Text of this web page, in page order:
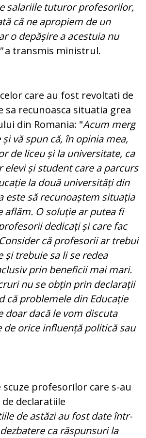
salariile tuturor profesorilor,
că ne apropiem de un
o depășire a acestuia nu
a transmis ministrul.
care au fost revoltati de
sa recunoasca situatia grea
din Romania: "Acum merg
vă spun că, în opinia mea,
de liceu și la universitate, ca
elevi și student care a parcurs
la două universități din
este să recunoaștem situația
aflăm. O soluție ar putea fi
dedicați și care fac
că profesorii ar trebui
și trebuie sa li se redea
prin beneficii mai mari.
nu se obțin prin declarații
că problemele din Educație
doar dacă le vom discuta
de orice influență politică sau
scuze profesorilor care s-au
declaratiile
de astăzi au fost date într-
ca răspunsuri la